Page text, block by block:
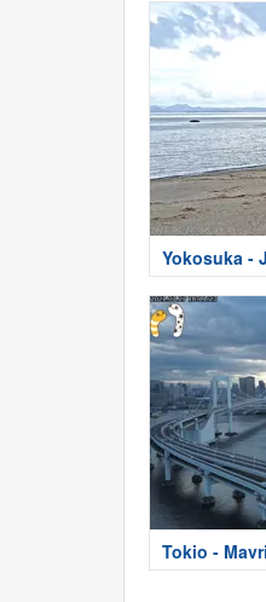
Yokosuka -
Tokio -